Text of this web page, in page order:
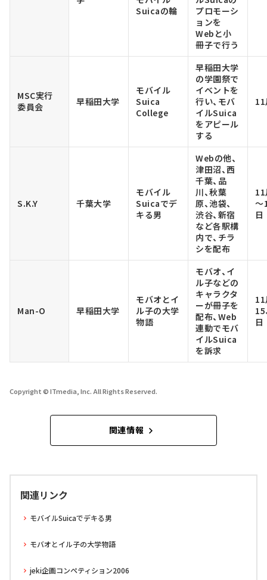
Suicaの輪
プロモーシ
ョンを
Webと小
冊子で行う
MSC実行
委員会
早稲田大学
モバイル
Suica
College
早稲田大学
の学園祭で
イベントを
行い、モバ
イルSuica
をアピール
する
S.K.Y 千葉大学
モバイル
Suicaでデ
キる男
Webの他、
津田沼、西
千葉、品
川、秋葉
原、池袋、
渋谷、新宿
など各駅構
内で、チラ
シを配布
～
日
Man-O 早稲田大学
モバオとイ
ル子の大学
物語
モバオ、イ
ル子などの
キャラクタ
ーが冊子を
配布、Web
連動でモバ
イルSuica
を訴求
11
15
日
Copyright © ITmedia, Inc. All Rights Reserved.
関連情報
関連リンク
モバイルSuicaでデキる男
モバオとイル子の大学物語
jeki企画コンペティション2006